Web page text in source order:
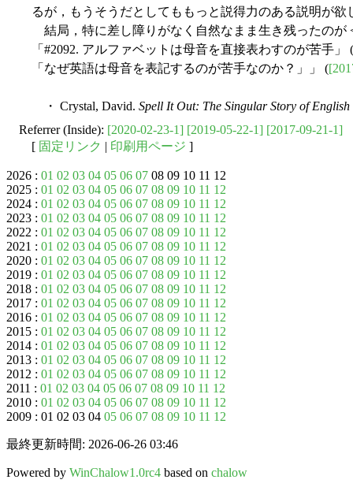
るが，もうそうだとしてももっと説得力のある説明が欲
結局，特に差し障りがなく自然なまま生き残ったのが
「#2092. アルファベットは母音を直接表わすのが苦手」 (
「なぜ英語は母音を表記するのが苦手なのか？」」 (
・ Crystal, David. Spell It Out: The Singular Story of English
Referrer (Inside): [2020-02-23-1] [2019-05-22-1] [2017-09-21-1]
[ 固定リンク | 印刷用ページ ]
2026 : 01 02 03 04 05 06 07 08 09 10 11 12
2025 : 01 02 03 04 05 06 07 08 09 10 11 12
2024 : 01 02 03 04 05 06 07 08 09 10 11 12
2023 : 01 02 03 04 05 06 07 08 09 10 11 12
2022 : 01 02 03 04 05 06 07 08 09 10 11 12
2021 : 01 02 03 04 05 06 07 08 09 10 11 12
2020 : 01 02 03 04 05 06 07 08 09 10 11 12
2019 : 01 02 03 04 05 06 07 08 09 10 11 12
2018 : 01 02 03 04 05 06 07 08 09 10 11 12
2017 : 01 02 03 04 05 06 07 08 09 10 11 12
2016 : 01 02 03 04 05 06 07 08 09 10 11 12
2015 : 01 02 03 04 05 06 07 08 09 10 11 12
2014 : 01 02 03 04 05 06 07 08 09 10 11 12
2013 : 01 02 03 04 05 06 07 08 09 10 11 12
2012 : 01 02 03 04 05 06 07 08 09 10 11 12
2011 : 01 02 03 04 05 06 07 08 09 10 11 12
2010 : 01 02 03 04 05 06 07 08 09 10 11 12
2009 : 01 02 03 04 05 06 07 08 09 10 11 12
最終更新時間: 2026-06-26 03:46
Powered by WinChalow1.0rc4 based on chalow